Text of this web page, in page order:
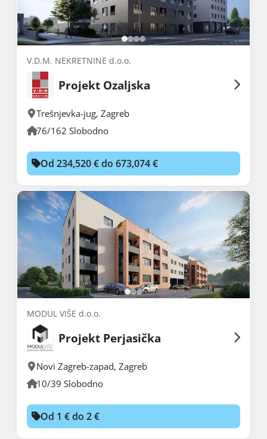
V.D.M. NEKRETNINE d.o.o.
Projekt Ozaljska
Trešnjevka-jug, Zagreb
76/162 Slobodno
Od 234,520 € do 673,074 €
MODUL VIŠE d.o.o.
Projekt Perjasička
Novi Zagreb-zapad, Zagreb
10/39 Slobodno
Od 1 € do 2 €